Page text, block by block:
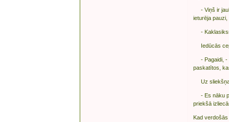
- Viņš ir
ieturēja
-
Iedūcās
- Pagaidi, -
paskatītos,
Uz sliekšņa
- Es nāku
priekšā
Kad verdošās